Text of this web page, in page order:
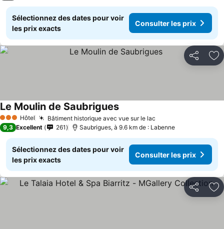
Sélectionnez des dates pour voir
les prix exacts
Consulter les prix
Partager
3 ÉtoilesHôtel Bâtiment historique avec vue sur le lac
Le Moulin de Saubrigues
9,3 Excellent 261 Saubrigues, à 9.6 km de : Labenne
Sélectionnez des dates pour voir
les prix exacts
Consulter les prix
Partager